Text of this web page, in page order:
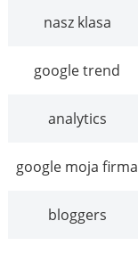
nasz klasa
google trend
analytics
google moja firma
bloggers